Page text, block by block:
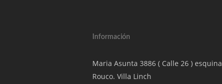
Información
Maria Asunta 3886 ( Calle 26 ) esquina
Rouco. Villa Linch